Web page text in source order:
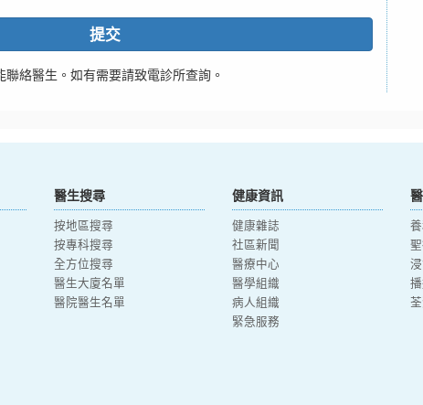
提交
絡醫生。如有需要請致電診所查詢。
醫生搜尋
按地區搜尋
按專科搜尋
全方位搜尋
醫生大廈名單
醫院醫生名單
健康資訊
健康雜誌
社區新聞
醫療中心
醫學組織
病人組織
緊急服務